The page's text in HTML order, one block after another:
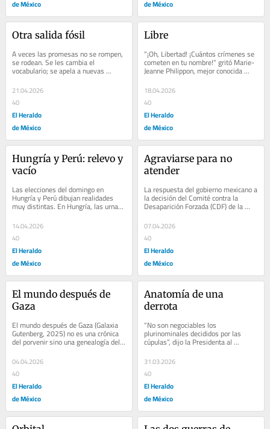
de México
de México
Otra salida fósil
A veces las promesas no se rompen,
se rodean. Se les cambia el
vocabulario; se apela a nuevas
tecnologías; se invocan la necesidad
y la soberanía...
21.04.2026
40
El Heraldo
de México
Libre
“¡Oh, Libertad! ¡Cuántos crímenes se
cometen en tu nombre!” gritó Marie-
Jeanne Philippon, mejor conocida
como Madame Roland, el 8 de...
18.04.2026
40
El Heraldo
de México
Hungría y Perú: relevo y
vacío
Las elecciones del domingo en
Hungría y Perú dibujan realidades
muy distintas. En Hungría, las urnas
tradujeron el descontento con Viktor
Orbán,...
14.04.2026
40
El Heraldo
de México
Agraviarse para no
atender
La respuesta del gobierno mexicano a
la decisión del Comité contra la
Desaparición Forzada (CDF) de la
ONU fue más rijosa que rigurosa. No
sólo...
07.04.2026
40
El Heraldo
de México
El mundo después de
Gaza
El mundo después de Gaza (Galaxia
Gutenberg, 2025) no es una crónica
del porvenir sino una genealogía del
presente. Más que imaginar el
desenlace...
04.04.2026
40
El Heraldo
de México
Anatomía de una
derrota
“No son negociables los
plurinominales decididos por las
cúpulas”, dijo la Presidenta al
presentar su propuesta de reforma
electoral en...
31.03.2026
40
El Heraldo
de México